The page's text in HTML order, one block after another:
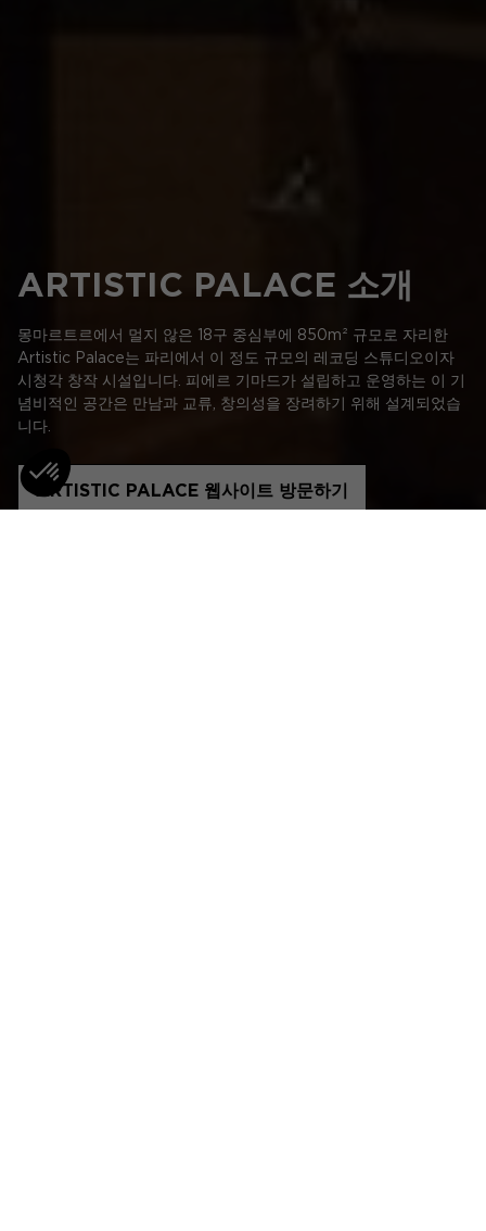
ARTISTIC PALACE 소개
몽마르트르에서 멀지 않은 18구 중심부에 850m² 규모로 자리한
Artistic Palace는 파리에서 이 정도 규모의 레코딩 스튜디오이자
시청각 창작 시설입니다. 피에르 기마드가 설립하고 운영하는 이 기
념비적인 공간은 만남과 교류, 창의성을 장려하기 위해 설계되었습
니다.
ARTISTIC PALACE 웹사이트 방문하기